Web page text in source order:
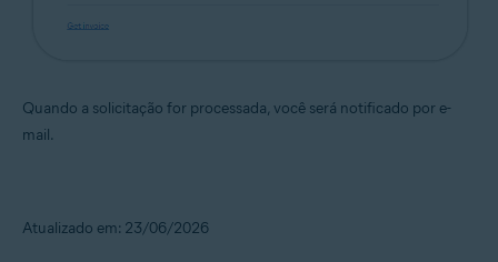
Quando a solicitação for processada, você será notificado por e-
mail.
Atualizado em: 23/06/2026